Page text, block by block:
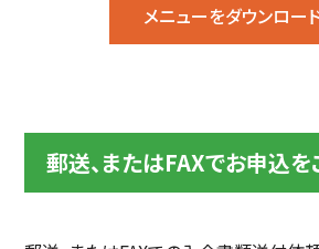
メニューをダウンロー
郵送、またはFAXでお申込